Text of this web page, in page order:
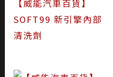
【威能汽車百貨】
SOFT99 新引擎內部
清洗劑